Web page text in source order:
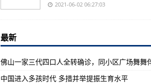
童装、儿童家具怎么买才安心？市
印度发布第二批在当地采购的军事硬
本周科莫克斯谷的军用搜救飞机
俄罗斯Su-27战斗机护送美国空军的
2021-06-02 06:27:03
最新
中国进入多孩时代 多措并举提振生育水平